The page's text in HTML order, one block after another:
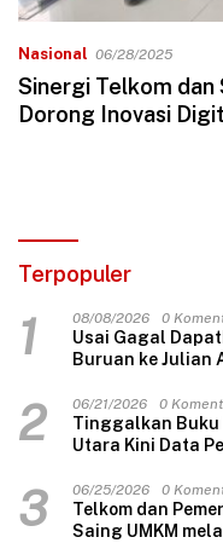
Nasional 06/28/2025
Sinergi Telkom dan
Dorong Inovasi
Terpopuler
1 08/08/2026 0
Usai Gagal
Buruan ke Julian
2 06/21/2026 0
Tinggalkan Buku
Utara Kini Data
3 06/25/2026 0
Telkom dan
Saing UMKM